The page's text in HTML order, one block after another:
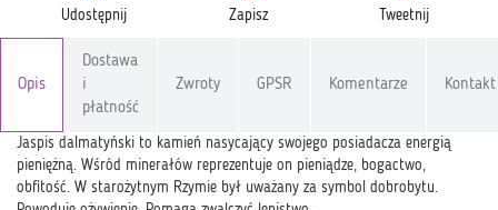
Udostępnij Zapisz Tweetnij
Opis
Dostawa
i
płatność
Zwroty GPSR Komentarze Kontakt
Jaspis dalmatyński to kamień nasycający swojego posiadacza energią
pieniężną. Wśród minerałów reprezentuje on pieniądze, bogactwo,
obfitość. W starożytnym Rzymie był uważany za symbol dobrobytu.